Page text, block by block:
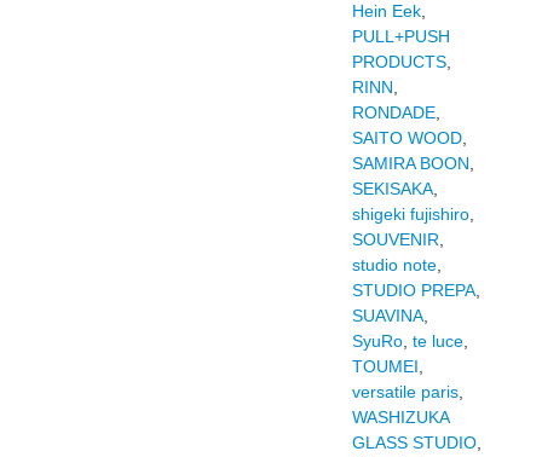
Hein Eek,
PULL+PUSH
PRODUCTS,
RINN
RONDADE,
SAITO WOOD,
SAMIRA BOON
SEKISAKA,
shigeki fujishiro,
SOUVENIR
studio note,
STUDIO PREPA,
SUAVINA,
SyuRo, te luce,
TOUMEI
versatile paris,
WASHIZUKA
GLASS STUDIO,